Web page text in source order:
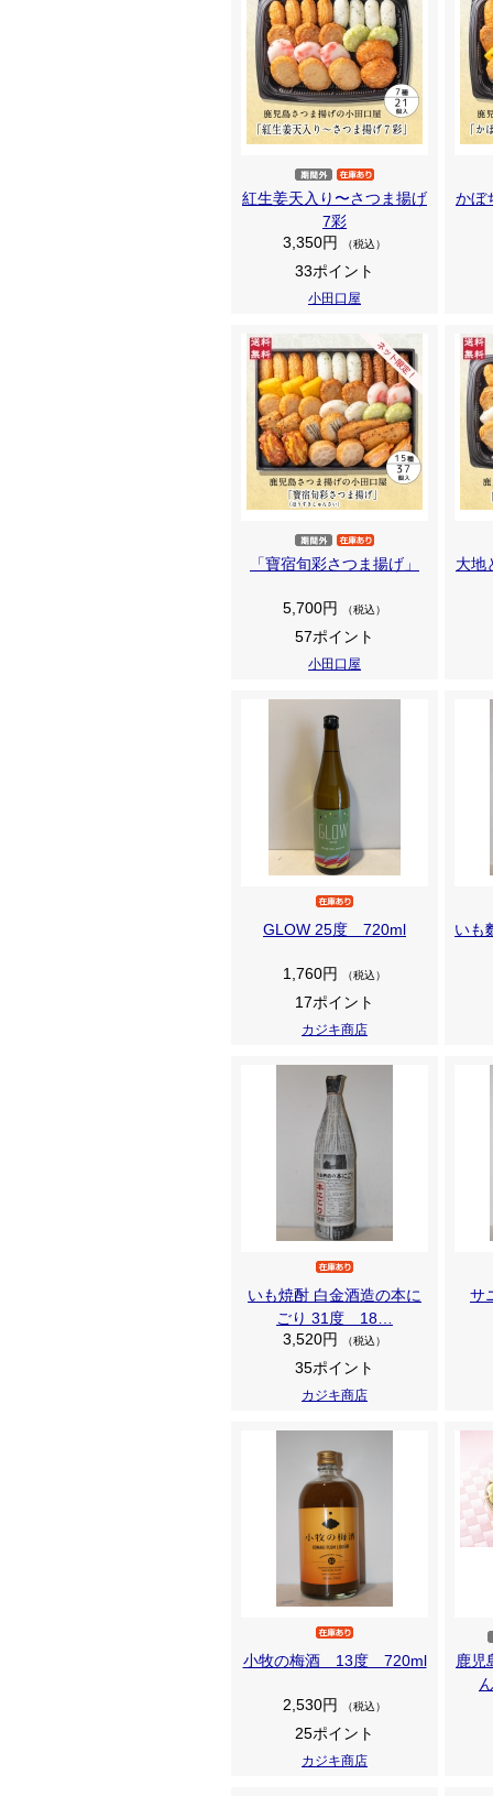
紅生姜天入り〜さつま揚げ
7彩
3,350円
（税込）
33ポイント
小田口屋
かぼ
「寶宿旬彩さつま揚げ」
5,700円 （税込）
57ポイント
小田口屋
大地
GLOW 25度 720ml
1,760円 （税込）
17ポイント
カジキ商店
い
いも焼酎 白金酒造の本に
ごり 31度 18…
3,520円
（税込）
35ポイント
カジキ商店
サ
小牧の梅酒 13度 720ml
2,530円 （税込）
25ポイント
カジキ商店
鹿児